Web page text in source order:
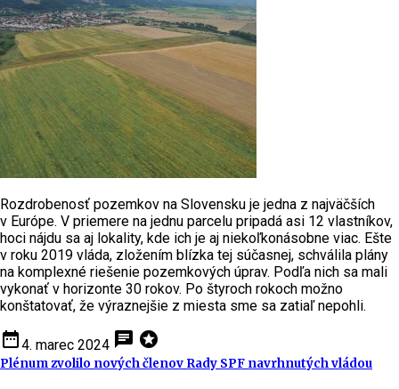
Rozdrobenosť pozemkov na Slovensku je jedna z najväčších
v Európe. V priemere na jednu parcelu pripadá asi 12 vlastníkov,
hoci nájdu sa aj lokality, kde ich je aj niekoľkonásobne viac. Ešte
v roku 2019 vláda, zložením blízka tej súčasnej, schválila plány
na komplexné riešenie pozemkových úprav. Podľa nich sa mali
vykonať v horizonte 30 rokov. Po štyroch rokoch možno
konštatovať, že výraznejšie z miesta sme sa zatiaľ nepohli.
date_range4. marec 2024 chat stars
Plénum zvolilo nových členov Rady SPF navrhnutých vládou